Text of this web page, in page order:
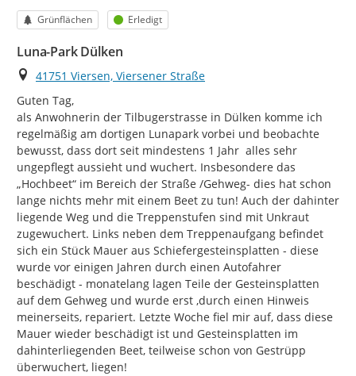
Kategorie
Grünflächen Status
Erledigt
Luna-Park Dülken
Ort
41751 Viersen, Viersener Straße
Guten Tag,
als Anwohnerin der Tilbugerstrasse in Dülken komme ich
regelmäßig am dortigen Lunapark vorbei und beobachte
bewusst, dass dort seit mindestens 1 Jahr  alles sehr
ungepflegt aussieht und wuchert. Insbesondere das
„Hochbeet“ im Bereich der Straße /Gehweg- dies hat schon
lange nichts mehr mit einem Beet zu tun! Auch der dahinter
liegende Weg und die Treppenstufen sind mit Unkraut
zugewuchert. Links neben dem Treppenaufgang befindet
sich ein Stück Mauer aus Schiefergesteinsplatten - diese
wurde vor einigen Jahren durch einen Autofahrer
beschädigt - monatelang lagen Teile der Gesteinsplatten
auf dem Gehweg und wurde erst ,durch einen Hinweis
meinerseits, repariert. Letzte Woche fiel mir auf, dass diese
Mauer wieder beschädigt ist und Gesteinsplatten im
dahinterliegenden Beet, teilweise schon von Gestrüpp
überwuchert, liegen!